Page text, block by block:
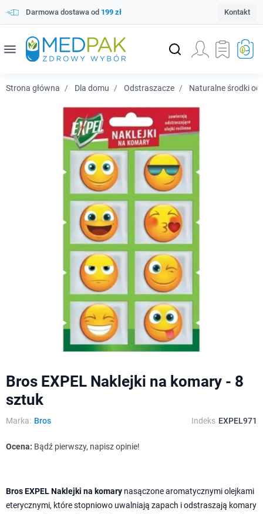
Darmowa dostawa od 199 zł Kontakt
menu
Strona główna Dla domu Odstraszacze Naturalne środki
Bros EXPEL Naklejki na komary - 8
sztuk
Marka: Bros Indeks EXPEL971
Ocena: Bądź pierwszy, napisz opinie!
Bros EXPEL Naklejki na komary nasączone aromatycznymi olejkami
eterycznymi, które stopniowo uwalniają zapach i odstraszają komary